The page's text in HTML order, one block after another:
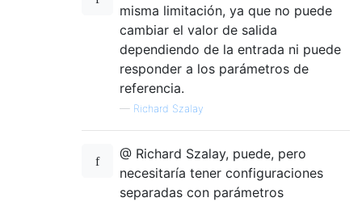
misma limitación, ya que no puede
cambiar el valor de salida
dependiendo de la entrada ni puede
responder a los parámetros de
referencia.
— Richard Szalay
@ Richard Szalay, puede, pero
necesitaría tener configuraciones
separadas con parámetros